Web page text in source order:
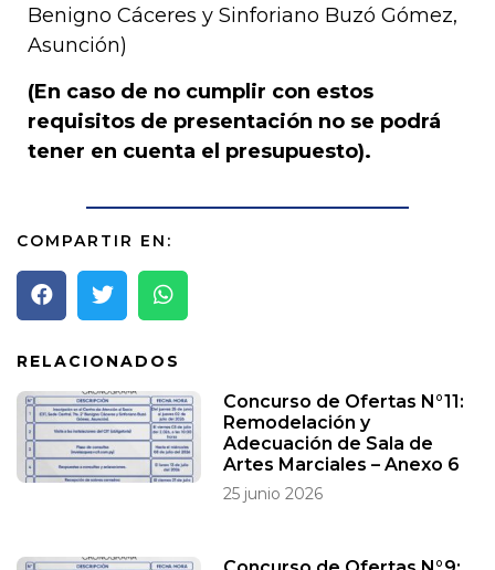
Benigno Cáceres y Sinforiano Buzó Gómez,
Asunción)
(En caso de no cumplir con estos
requisitos de presentación no se podrá
tener en cuenta el presupuesto).
COMPARTIR EN:
RELACIONADOS
Concurso de Ofertas N°11:
Remodelación y
Adecuación de Sala de
Artes Marciales – Anexo 6
25 junio 2026